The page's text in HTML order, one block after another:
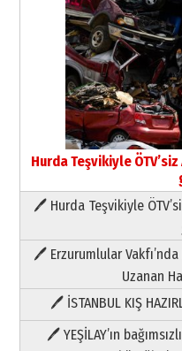
Hurda Teşvikiyle
🖊 Hurda Teşvikiyle
🖊 Erzurumlular
Uzanan
🖊 İSTANBUL KIŞ
🖊 YEŞİLAY’ın
Paranın Aile
03 Ağustos 2026 Pazartesi
Yıldırım
HAVVA’NIN
09 Temmuz 2026